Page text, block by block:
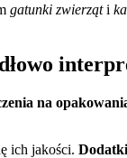
gatunki zwierząti
na
ich jakości. Dodatki